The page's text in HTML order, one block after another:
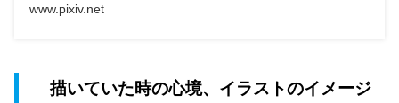
www.pixiv.net
描いていた時の心境、イラストのイメージ